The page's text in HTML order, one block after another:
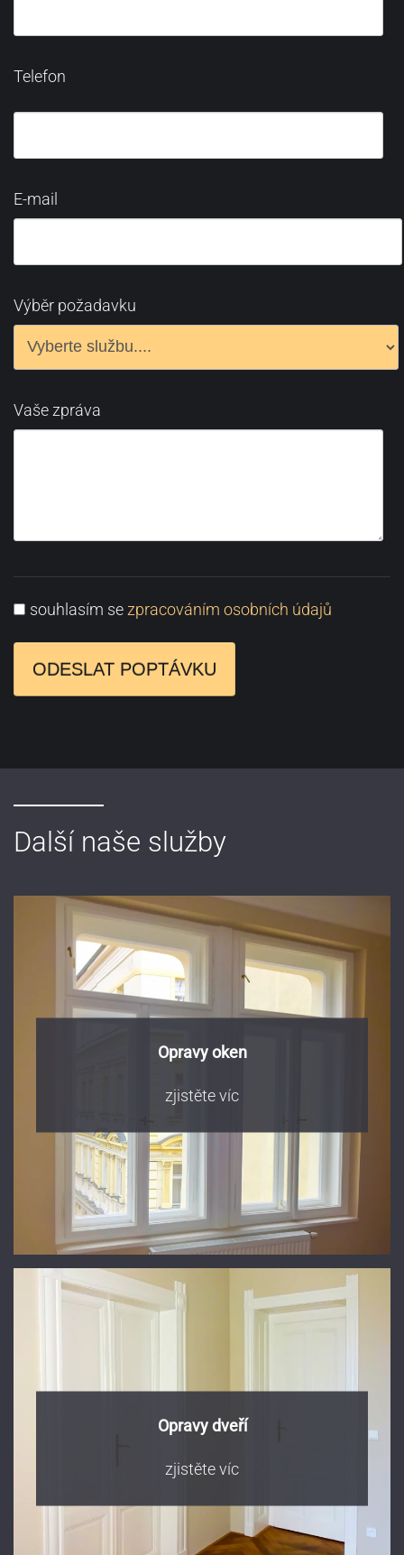
Telefon
E-mail
Výběr požadavku
Vaše zpráva
souhlasím se zpracováním osobních údajů
ODESLAT POPTÁVKU
Další naše služby
Opravy oken
zjistěte víc
Opravy dveří
zjistěte víc